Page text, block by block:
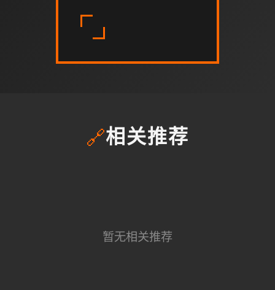
🔗相关推荐
暂无相关推荐